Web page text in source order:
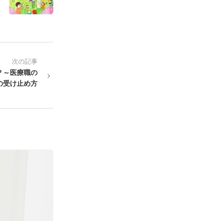
次の記事
～医療職の
受け止め方